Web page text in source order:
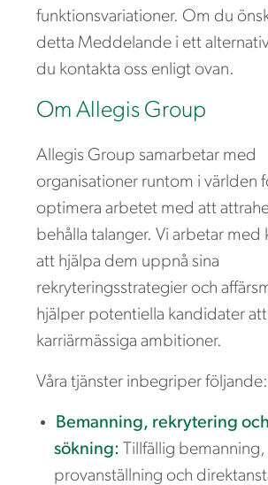
funktionsvariationer. Om du
detta Meddelande i ett
du kontakta oss enligt ovan.
Om Allegis Group
Allegis Group samarbetar med
organisationer runtom i världen
optimera arbetet med att
behålla talanger. Vi arbetar med
att hjälpa dem uppnå sina
rekryteringsstrategier och
hjälper potentiella kandidater
karriärmässiga ambitioner.
Våra tjänster inbegriper följande:
Bemanning, rekrytering och
sökning: Tillfällig bemanning,
provanställning och